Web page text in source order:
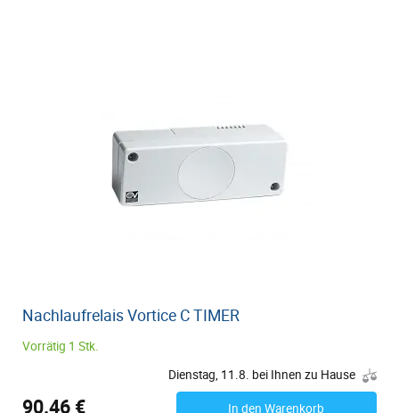
Nachlaufrelais Vortice C TIMER
Vorrätig 1 Stk.
Dienstag, 11.8. bei Ihnen zu Hause
90.46 € In den Warenkorb